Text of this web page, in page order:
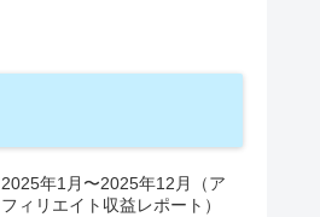
2025年1月〜2025年12月（ア
フィリエイト収益レポート）